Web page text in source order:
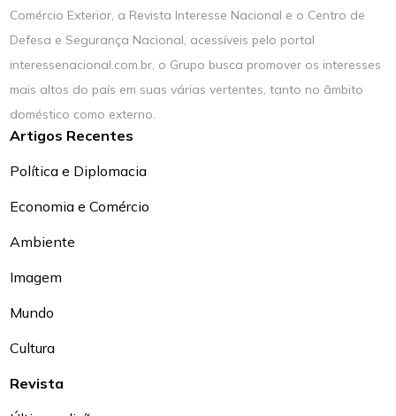
Comércio Exterior, a Revista Interesse Nacional e o Centro de
Defesa e Segurança Nacional, acessíveis pelo portal
interessenacional.com.br, o Grupo busca promover os interesses
mais altos do país em suas várias vertentes, tanto no âmbito
doméstico como externo.
Artigos Recentes
Política e Diplomacia
Economia e Comércio
Ambiente
Imagem
Mundo
Cultura
Revista